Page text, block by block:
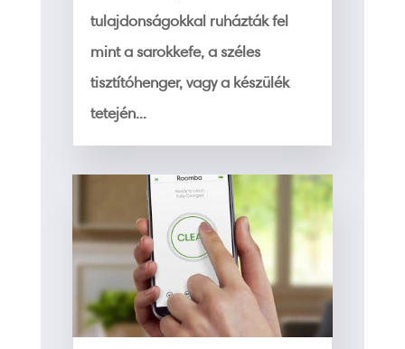
tulajdonságokkal ruházták fel
mint a sarokkefe, a széles
tisztítóhenger, vagy a készülék
tetején...